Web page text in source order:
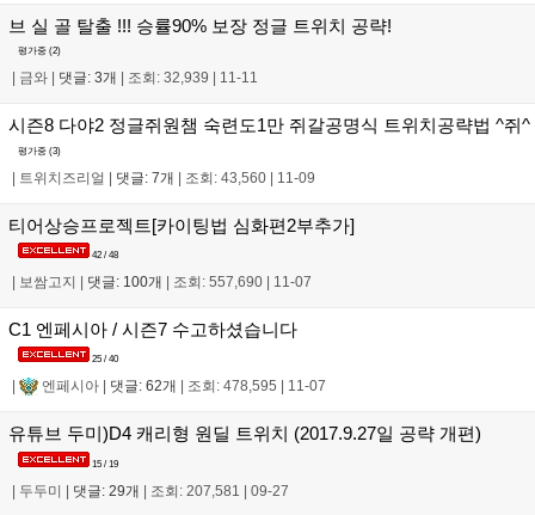
브 실 골 탈출 !!! 승률90% 보장 정글 트위치 공략!
평가중 (2)
금와 댓글: 3개 조회: 32,939 11-11
시즌8 다야2 정글쥐원챔 숙련도1만 쥐갈공명식 트위치공략법 ^쥐^
평가중 (3)
| 트위치즈리얼 | 댓글: 7개 | 조회: 43,560 | 11-09
티어상승프로젝트[카이팅법 심화편2부추가]
42 / 48
보쌈고지 댓글: 100개 조회: 557,690 11-07
C1 엔페시아 / 시즌7 수고하셨습니다
25 / 40
엔페시아 댓글: 62개 조회: 478,595 11-07
유튜브 두미)D4 캐리형 원딜 트위치 (2017.9.27일 공략 개편)
15 / 19
| 두두미 | 댓글: 29개 | 조회: 207,581 | 09-27